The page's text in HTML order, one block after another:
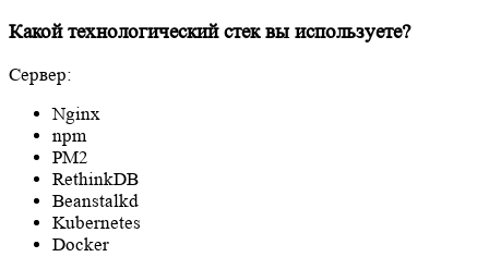
Какой технологический стек вы используете?
Сервер:
Nginx
npm
PM2
RethinkDB
Beanstalkd
Kubernetes
Docker